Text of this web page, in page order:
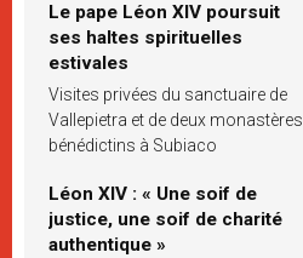
Le pape Léon XIV poursuit
ses haltes spirituelles
estivales
Visites privées du sanctuaire de
Vallepietra et de deux monastères
bénédictins à Subiaco
Léon XIV : « Une soif de
justice, une soif de charité
authentique »